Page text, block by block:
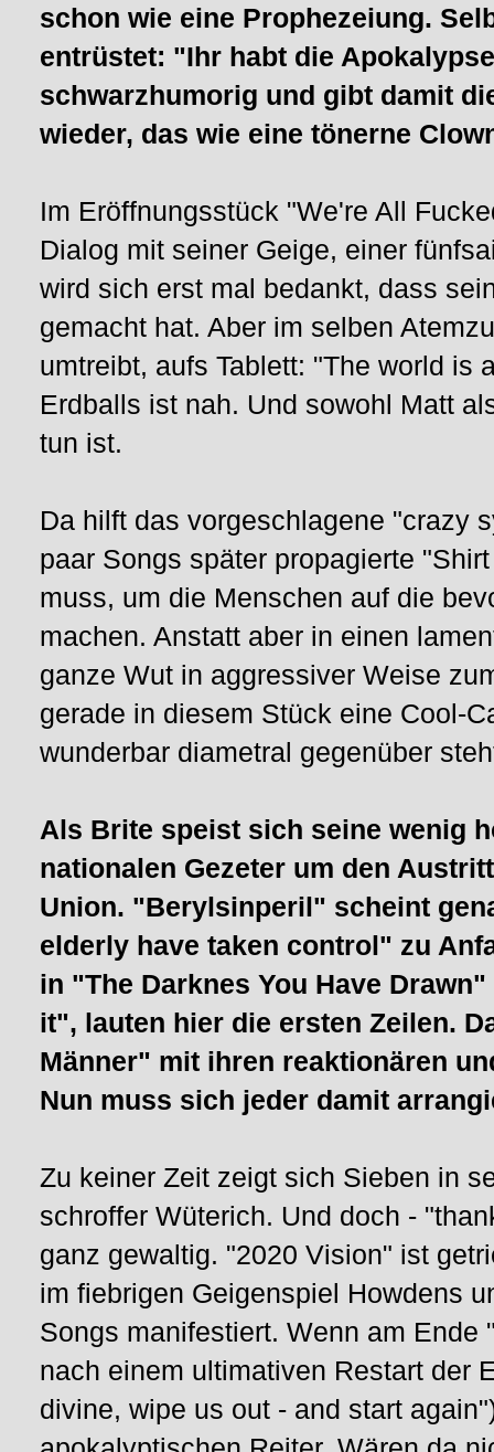
schon wie eine Prophezeiung.
entrüstet: "Ihr habt die
schwarzhumorig und gibt damit
wieder, das wie eine tönerne
Im Eröffnungsstück "We're All
Dialog mit seiner Geige, einer
wird sich erst mal bedankt, dass
gemacht hat. Aber im selben
umtreibt, aufs Tablett: "The world
Erdballs ist nah. Und sowohl Matt
tun ist.
Da hilft das vorgeschlagene "crazy
paar Songs später propagierte
muss, um die Menschen auf die
machen. Anstatt aber in einen
ganze Wut in aggressiver Weise
gerade in diesem Stück eine Cool-
wunderbar diametral gegenüber
Als Brite speist sich seine wenig
nationalen Gezeter um den
Union. "Berylsinperil" scheint
elderly have taken control" zu
in "The Darknes You Have
it", lauten hier die ersten Zeilen.
Männer" mit ihren reaktionären
Nun muss sich jeder damit
Zu keiner Zeit zeigt sich Sieben in
schroffer Wüterich. Und doch -
ganz gewaltig. "2020 Vision" ist
im fiebrigen Geigenspiel Howdens
Songs manifestiert. Wenn am Ende
nach einem ultimativen Restart der
divine, wipe us out - and start